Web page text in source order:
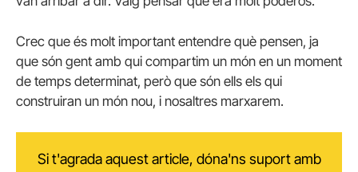
Crec que és molt important entendre què pensen, ja
que són gent amb qui compartim un món en un moment
de temps determinat, però que són ells els qui
construiran un món nou, i nosaltres marxarem.
Si t'agrada aquest article, dóna'ns suport amb